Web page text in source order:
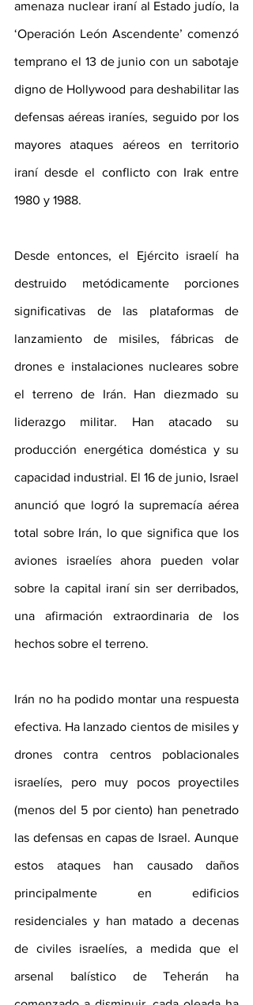
amenaza nuclear iraní al Estado judío, la
‘Operación León Ascendente’ comenzó
temprano el 13 de junio con un sabotaje
digno de Hollywood para deshabilitar las
defensas aéreas iraníes, seguido por los
mayores ataques aéreos en territorio
iraní desde el conflicto con Irak entre
1980 y 1988.
Desde entonces, el Ejército israelí ha
destruido metódicamente porciones
significativas de las plataformas de
lanzamiento de misiles, fábricas de
drones e instalaciones nucleares sobre
el terreno de Irán. Han diezmado su
liderazgo militar. Han atacado su
producción energética doméstica y su
capacidad industrial. El 16 de junio, Israel
anunció que logró la supremacía aérea
total sobre Irán, lo que significa que los
aviones israelíes ahora pueden volar
sobre la capital iraní sin ser derribados,
una afirmación extraordinaria de los
hechos sobre el terreno.
Irán no ha podido montar una respuesta
efectiva. Ha lanzado cientos de misiles y
drones contra centros poblacionales
israelíes, pero muy pocos proyectiles
(menos del 5 por ciento) han penetrado
las defensas en capas de Israel. Aunque
estos ataques han causado daños
principalmente en edificios
residenciales y han matado a decenas
de civiles israelíes, a medida que el
arsenal balístico de Teherán ha